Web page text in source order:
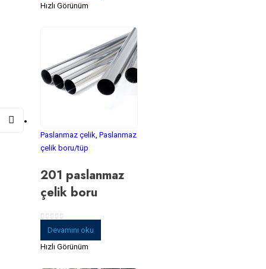
Hızlı Görünüm
Paslanmaz çelik Paslanmaz
çelik boru/tüp
201 paslanmaz
çelik boru
5 üzerinden
Devamını oku
Hızlı Görünüm